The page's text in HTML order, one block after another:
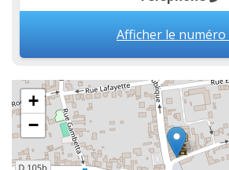
Afficher le
+
−